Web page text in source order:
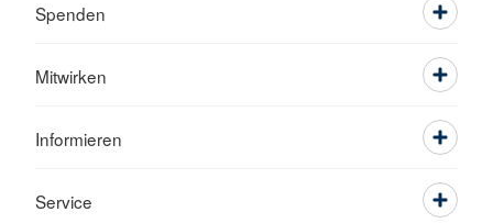
Spenden
Mitwirken
Informieren
Service